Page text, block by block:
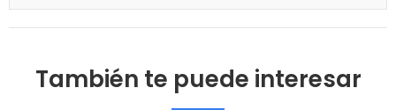
También te puede interesar